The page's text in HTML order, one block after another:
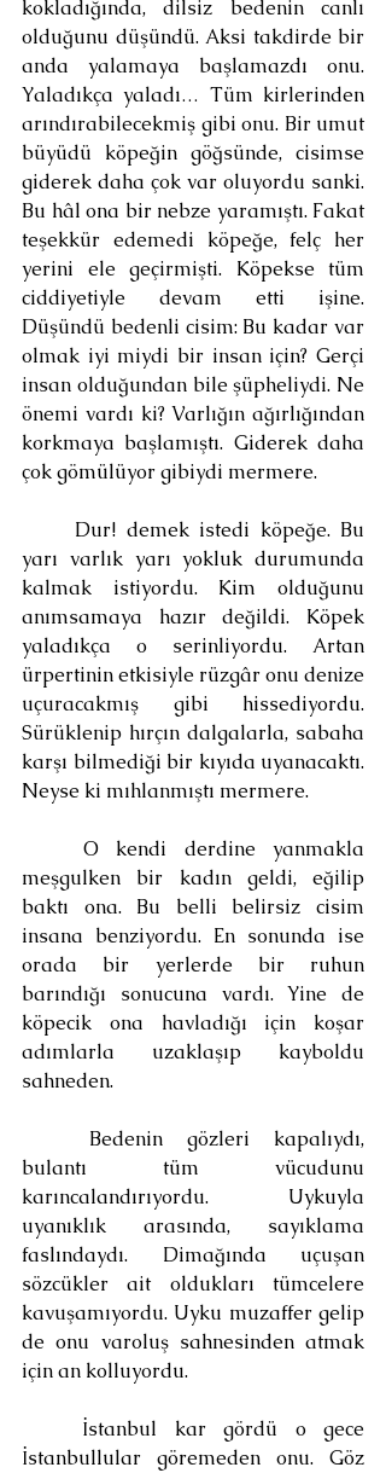
kokladığında, dilsiz bedenin canlı
olduğunu düşündü. Aksi takdirde bir
anda yalamaya başlamazdı onu.
Yaladıkça yaladı… Tüm kirlerinden
arındırabilecekmiş gibi onu. Bir umut
büyüdü köpeğin göğsünde, cisimse
giderek daha çok var oluyordu sanki.
Bu hâl ona bir nebze yaramıştı. Fakat
teşekkür edemedi köpeğe, felç her
yerini ele geçirmişti. Köpekse tüm
ciddiyetiyle devam etti işine.
Düşündü bedenli cisim: Bu kadar var
olmak iyi miydi bir insan için? Gerçi
insan olduğundan bile şüpheliydi. Ne
önemi vardı ki? Varlığın ağırlığından
korkmaya başlamıştı. Giderek daha
çok gömülüyor gibiydi mermere.
yarı varlık yarı yokluk durumunda
kalmak istiyordu. Kim olduğunu
anımsamaya hazır değildi. Köpek
yaladıkça o serinliyordu. Artan
ürpertinin etkisiyle rüzgâr onu denize
uçuracakmış gibi hissediyordu.
Sürüklenip hırçın dalgalarla, sabaha
karşı bilmediği bir kıyıda uyanacaktı.
Neyse ki mıhlanmıştı mermere.
meşgulken bir kadın geldi, eğilip
baktı ona. Bu belli belirsiz cisim
insana benziyordu. En sonunda ise
orada bir yerlerde bir ruhun
barındığı sonucuna vardı. Yine de
köpecik ona havladığı için koşar
adımlarla uzaklaşıp kayboldu
sahneden.
bulantı tüm vücudunu
karıncalandırıyordu. Uykuyla
uyanıklık arasında, sayıklama
faslındaydı. Dimağında uçuşan
sözcükler ait oldukları tümcelere
kavuşamıyordu. Uyku muzaffer gelip
de onu varoluş sahnesinden atmak
için an kolluyordu.
İstanbullular göremeden onu. Göz